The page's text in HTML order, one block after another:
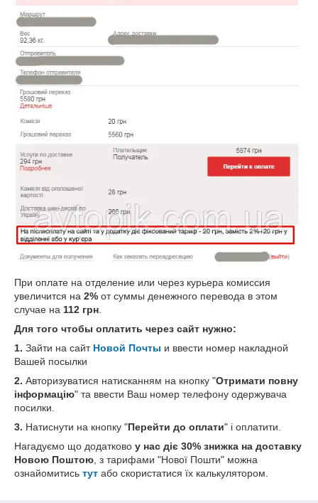
При оплате на отделение или через курьера комиссия
увеличится на 2% от суммы денежного перевода в этом
случае на 112 грн.
Для того чтобы оплатить через сайт нужно:
1. Зайти на сайт Новой Почты и ввести номер накладной
Вашей посылки
2. Авторизуватися натисканням на кнопку "Отримати повну
інформацію" та ввести Ваш номер телефону одержувача
посилки.
3. Натиснути на кнопку "Перейти до оплати" і оплатити.
Нагадуємо що додатково у нас діє 30% знижка на доставку
Новою Поштою, з тарифами "Нової Пошти" можна
ознайомитись тут або скористатися їх калькулятором.